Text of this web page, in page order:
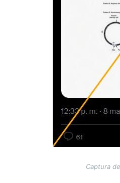
Captura